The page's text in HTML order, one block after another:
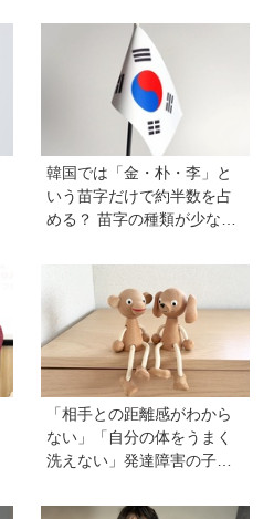
韓国では「金・朴・李」と
いう苗字だけで約半数を占
める？ 苗字の種類が少ない
際問題】
「相手との距離感がわから
ない」「自分の体をうまく
洗えない」発達障害の子ど
と・性教育のポイントは？